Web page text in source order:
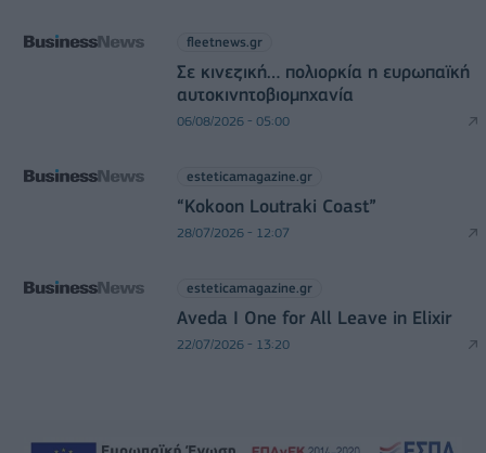
fleetnews.gr
Σε κινεζική… πολιορκία η ευρωπαϊκή
αυτοκινητοβιομηχανία
06/08/2026 - 05:00
esteticamagazine.gr
“Kokoon Loutraki Coast”
28/07/2026 - 12:07
esteticamagazine.gr
Aveda I One for All Leave in Elixir
22/07/2026 - 13:20